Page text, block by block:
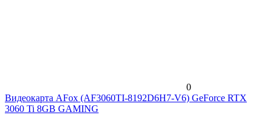
0
Видеокарта AFox (AF3060TI-8192D6H7-V6) GeForce RTX
3060 Ti 8GB GAMING